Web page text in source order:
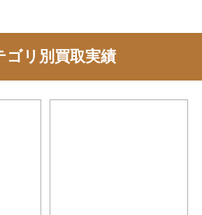
ゴリ別買取実績